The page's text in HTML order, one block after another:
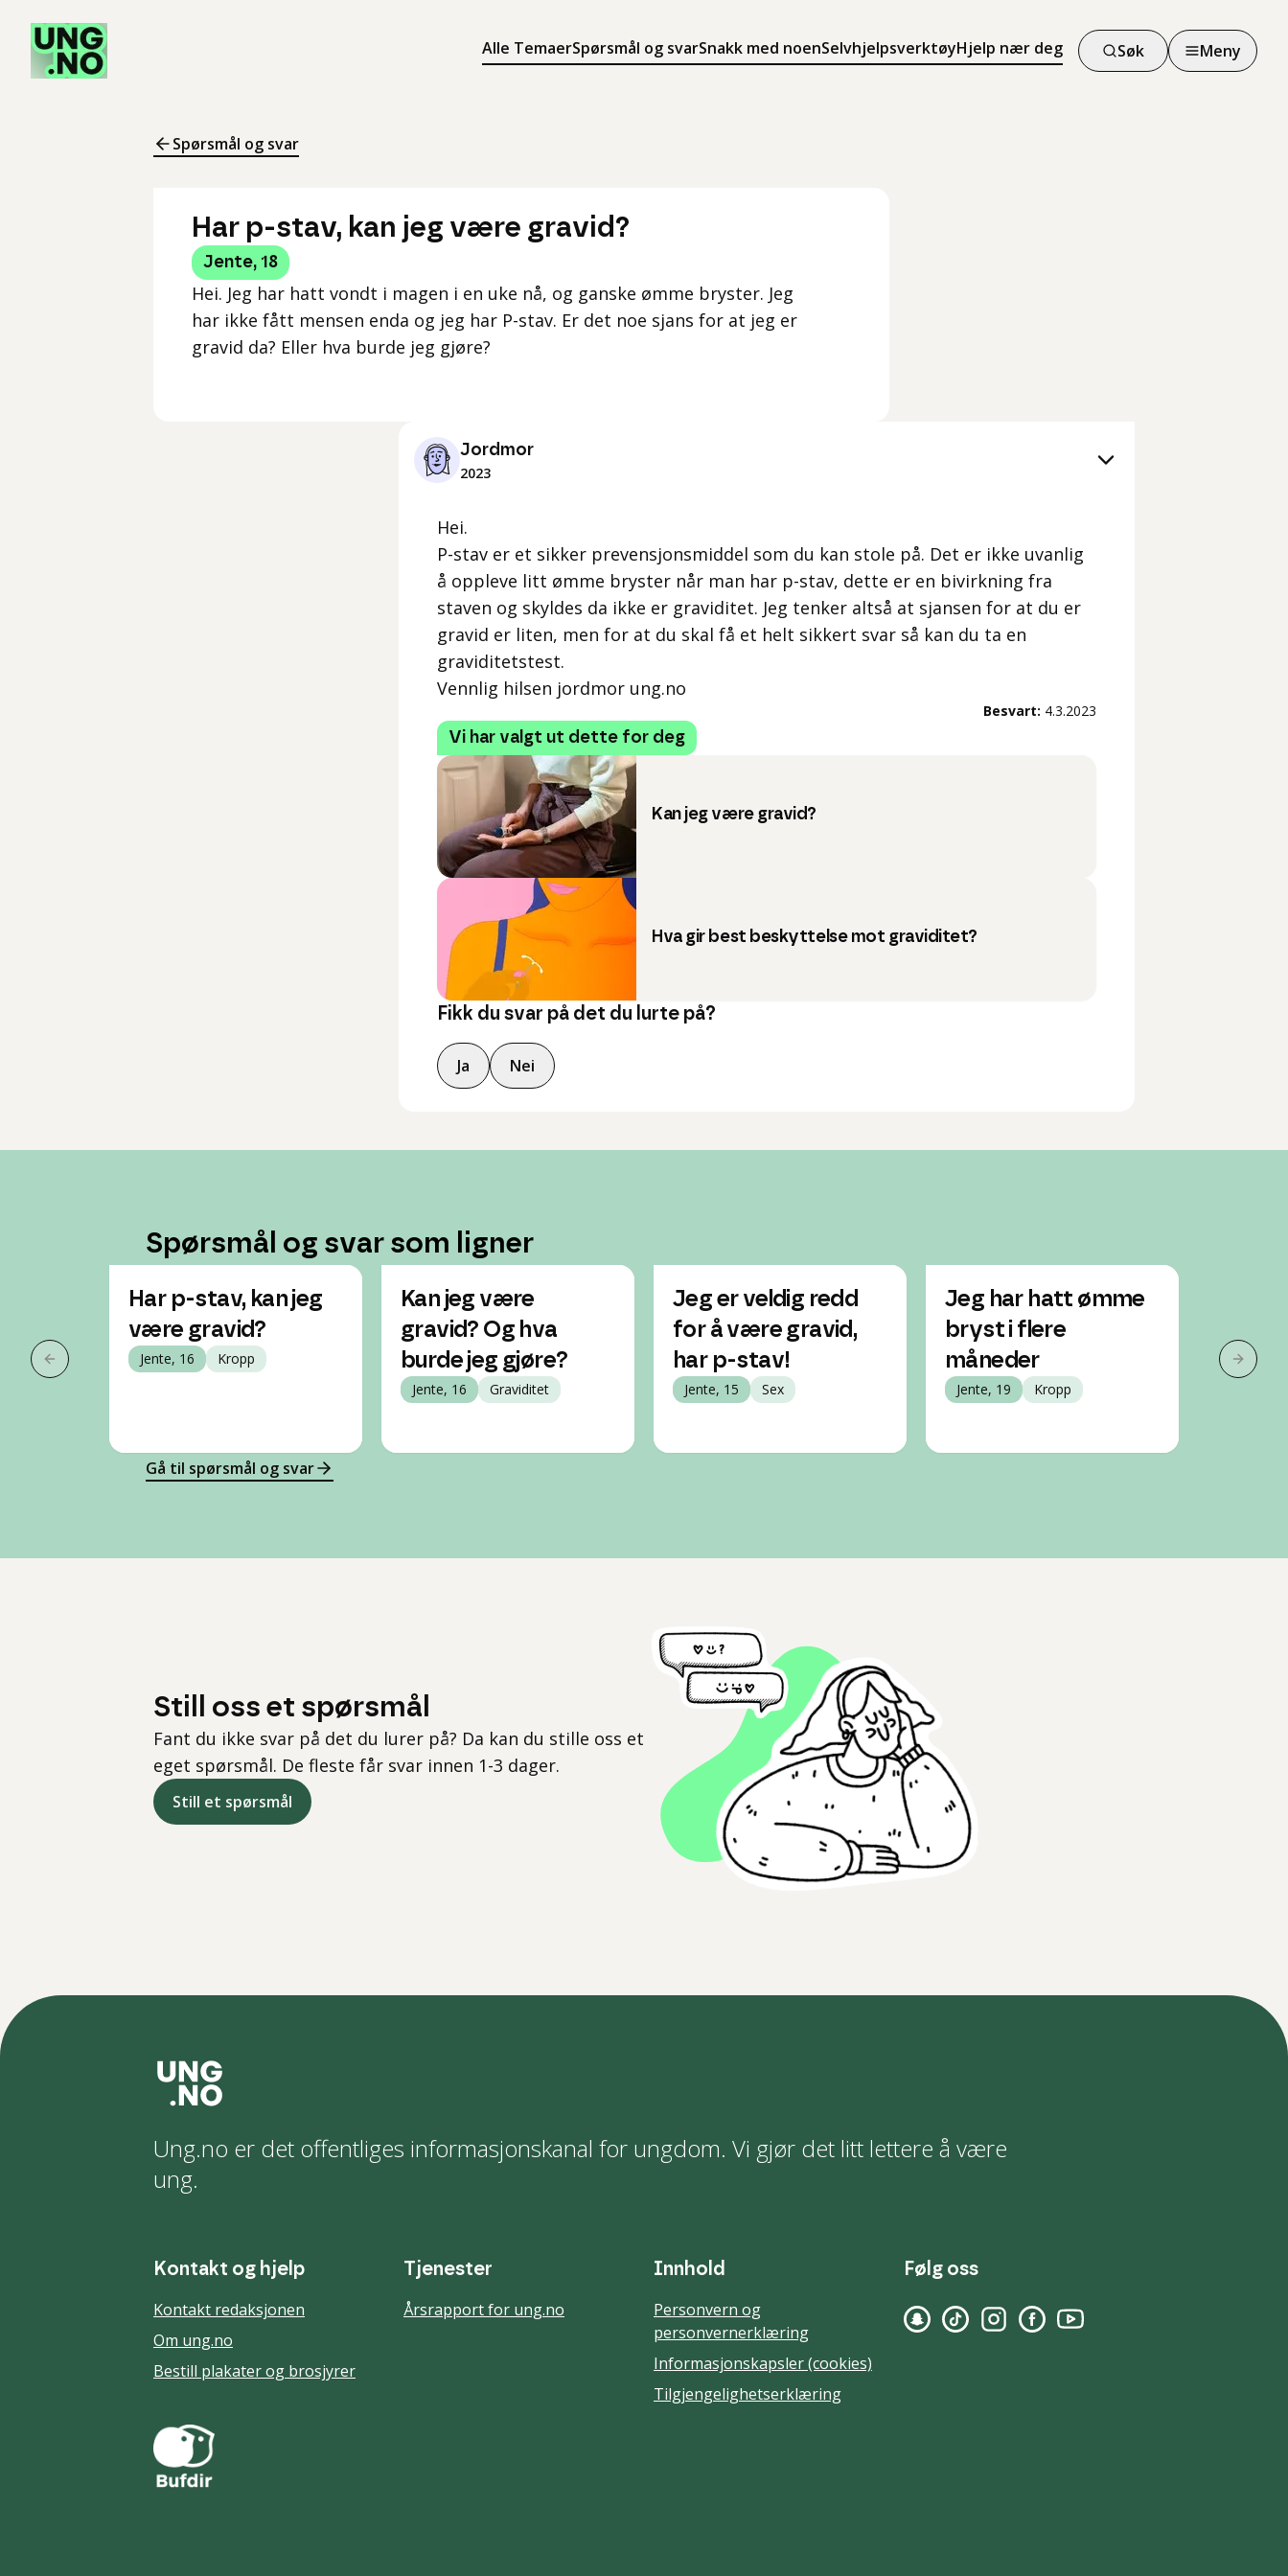
Alle TemaerSpørsmål og svarSnakk med noenSelvhjelpsverktøyHjelp nær deg
Søk
Søk
Meny
Meny
Spørsmål og svar
Har p-stav, kan jeg være gravid?
Jente, 18
Hei. Jeg har hatt vondt i magen i en uke nå, og ganske ømme bryster. Jeg
har ikke fått mensen enda og jeg har P-stav. Er det noe sjans for at jeg er
gravid da? Eller hva burde jeg gjøre?
Jordmor
2023
Hei.
P-stav er et sikker prevensjonsmiddel som du kan stole på. Det er ikke uvanlig
å oppleve litt ømme bryster når man har p-stav, dette er en bivirkning fra
staven og skyldes da ikke er graviditet. Jeg tenker altså at sjansen for at du er
gravid er liten, men for at du skal få et helt sikkert svar så kan du ta en
graviditetstest.
Vennlig hilsen jordmor ung.no
Besvart: 4.3.2023
Vi har valgt ut dette for deg
Kan jeg være gravid?
Hva gir best beskyttelse mot graviditet?
Fikk du svar på det du lurte på?
Ja Nei
Spørsmål og svar som ligner
Forrige slide
Har p-stav, kan jeg
være gravid?
Jente, 16 Kropp
Kan jeg være
gravid? Og hva
burde jeg gjøre?
Jente, 16 Graviditet
Jeg er veldig redd
for å være gravid,
har p-stav!
Jente, 15 Sex
Jeg har hatt ømme
bryst i flere
måneder
Jente, 19 Kropp
littNeste
Gå til spørsmål og svar
Still oss et spørsmål
Fant du ikke svar på det du lurer på? Da kan du stille oss et
eget spørsmål. De fleste får svar innen 1-3 dager.
Still et spørsmål
Ung.no er det offentliges informasjonskanal for ungdom. Vi gjør det litt lettere å være
ung.
Kontakt og hjelp
Kontakt redaksjonen
Om ung.no
Bestill plakater og brosjyrer
Tjenester
Årsrapport for ung.no
Innhold
Personvern og
personvernerklæring
Informasjonskapsler (cookies)
Tilgjengelighetserklæring
Følg oss